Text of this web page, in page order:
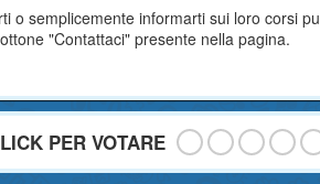
o semplicemente informarti sui loro corsi
"Contattaci" presente nella pagina.
PER VOTARE